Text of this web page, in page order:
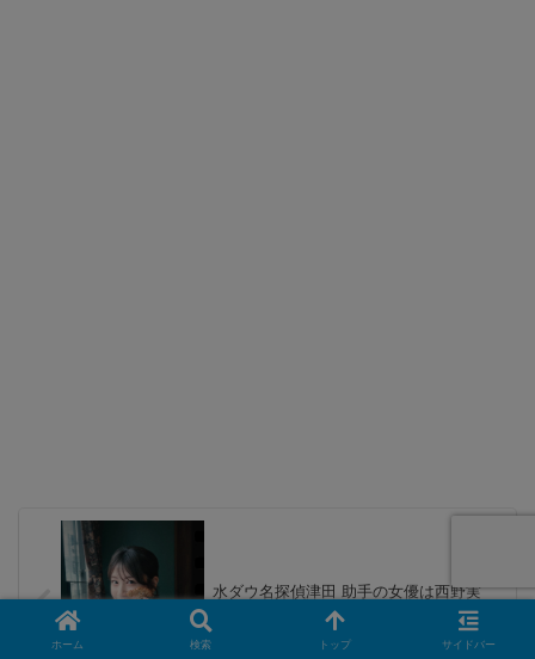
水ダウ名探偵津田 助手の女優は西野実
見！経歴や事務所は？結婚してる？
ホーム 検索 トップ サイドバー